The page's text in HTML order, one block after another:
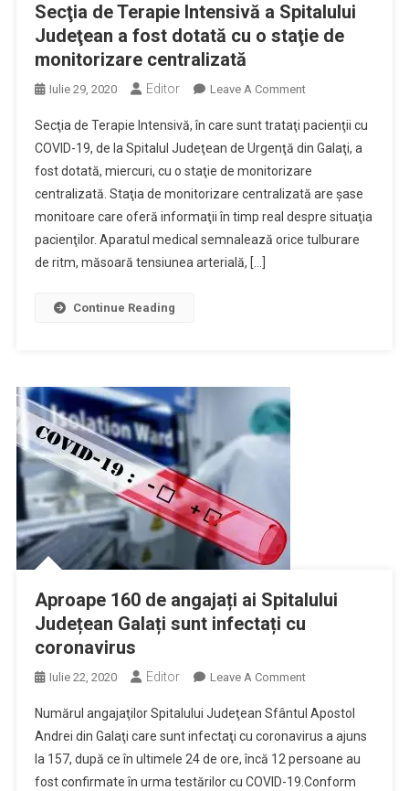
Secţia de Terapie Intensivă a Spitalului
Judeţean a fost dotată cu o staţie de
monitorizare centralizată
Iulie 29, 2020 Editor Leave A CommentOn
De
Terapie
Intensivă
A
Spitalului
Judeţean
Secţia de Terapie Intensivă, în care sunt trataţi pacienţii cu
COVID-19, de la Spitalul Judeţean de Urgenţă din Galaţi, a
fost dotată, miercuri, cu o staţie de monitorizare
centralizată. Staţia de monitorizare centralizată are şase
monitoare care oferă informaţii în timp real despre situaţia
pacienţilor. Aparatul medical semnalează orice tulburare
de ritm, măsoară tensiunea arterială, […]
Continue Reading
Aproape 160 de angajați ai Spitalului
Județean Galați sunt infectați cu
coronavirus
Iulie 22, 2020 Editor Leave A CommentOn
160
De
Angajați
Ai
Numărul angajaţilor Spitalului Judeţean Sfântul Apostol
Andrei din Galaţi care sunt infectaţi cu coronavirus a ajuns
la 157, după ce în ultimele 24 de ore, încă 12 persoane au
fost confirmate în urma testărilor cu COVID-19.Conform